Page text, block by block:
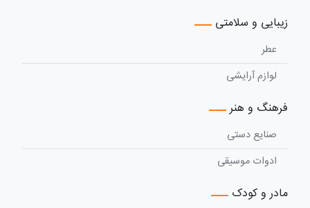
زیبایی و سلامتی
عطر
لوازم آرایشی
فرهنگ و هنر
صنایع دستی
ادوات موسیقی
مادر و کودک